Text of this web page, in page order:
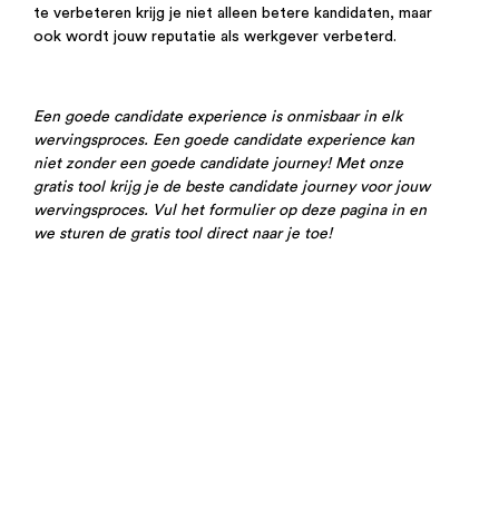
te verbeteren krijg je niet alleen betere kandidaten, maar
ook wordt jouw reputatie als werkgever verbeterd.
Een goede candidate experience is onmisbaar in elk
wervingsproces. Een goede candidate experience kan
niet zonder een goede candidate journey! Met onze
gratis tool krijg je de beste candidate journey voor jouw
wervingsproces. Vul het formulier op deze pagina in en
we sturen de gratis tool direct naar je toe!